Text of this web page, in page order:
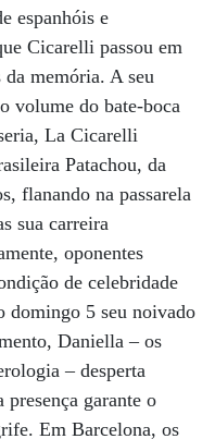
espanhóis e
Cicarelli passou em
da memória. A seu
volume do bate-boca
La Cicarelli
Patachou, da
flanando na passarela
sua carreira
oponentes
de celebridade
domingo 5 seu noivado
Daniella – os
– desperta
presença garante o
Em Barcelona, os